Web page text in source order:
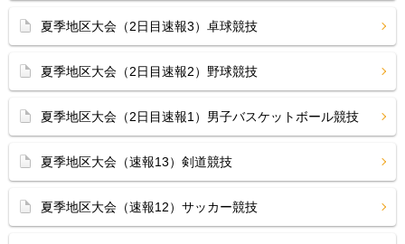
夏季地区大会（2日目速報3）卓球競技
夏季地区大会（2日目速報2）野球競技
夏季地区大会（2日目速報1）男子バスケットボール競技
夏季地区大会（速報13）剣道競技
夏季地区大会（速報12）サッカー競技